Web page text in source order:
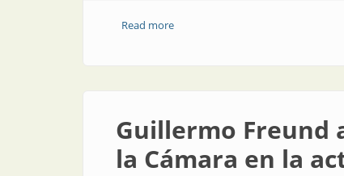
Read moreabout APSE se constituye como
Guillermo Freund
la Cámara en la